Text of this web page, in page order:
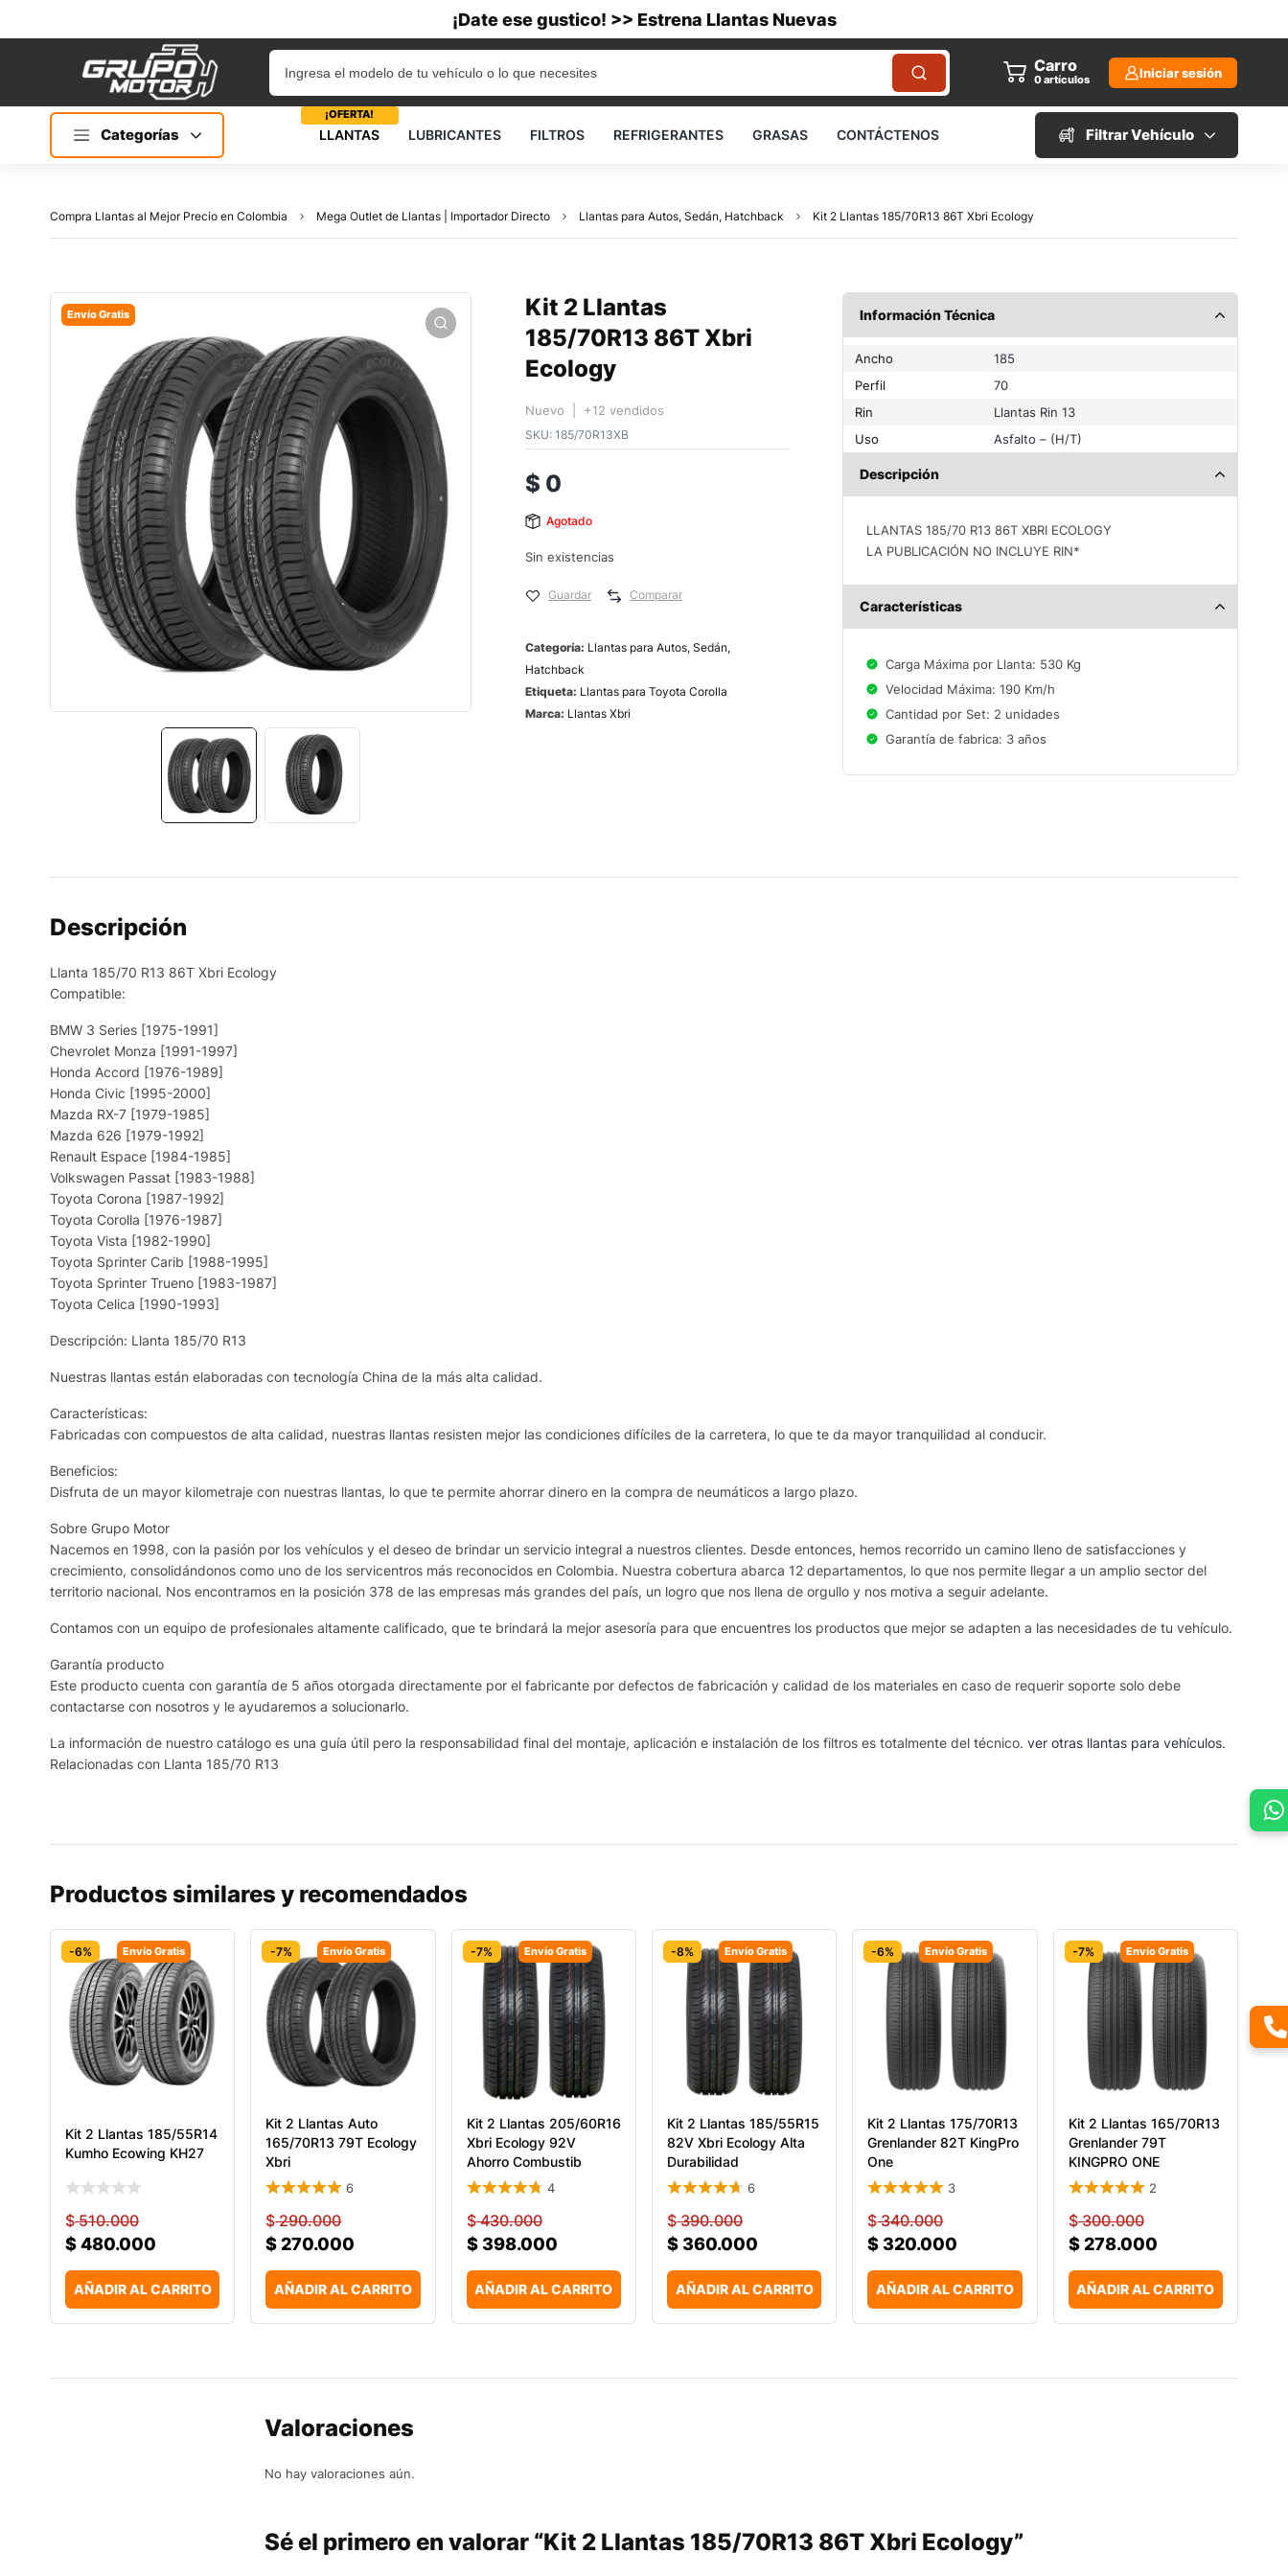
¡Date ese gustico! >> Estrena Llantas Nuevas
Carro
0artículos Iniciar sesión
Categorías LLANTAS
¡OFERTA!
LUBRICANTES FILTROS REFRIGERANTES GRASAS CONTÁCTENOS Filtrar Vehículo
Compra Llantas al Mejor Precio en Colombia Mega Outlet de Llantas | Importador Directo Llantas para Autos, Sedán, Hatchback Kit 2 Llantas 185/70R13 86T Xbri Ecology
Envío Gratis
Kit 2 Llantas
185/70R13 86T Xbri
Ecology
Nuevo | +12 vendidos
SKU: 185/70R13XB
$ 0
Agotado
Sin existencias
Guardar Comparar
Categoría: Llantas para Autos, Sedán,
Hatchback
Etiqueta: Llantas para Toyota Corolla
Marca: Llantas Xbri
Información Técnica
Ancho
185
Perfil
70
Rin
Llantas Rin 13
Uso
Asfalto – (H/T)
Descripción
LLANTAS 185/70 R13 86T XBRI ECOLOGY
LA PUBLICACIÓN NO INCLUYE RIN*
Características
Carga Máxima por Llanta: 530 Kg
Velocidad Máxima: 190 Km/h
Cantidad por Set: 2 unidades
Garantía de fabrica: 3 años
Descripción
Llanta 185/70 R13 86T Xbri Ecology
Compatible:
BMW 3 Series [1975-1991]
Chevrolet Monza [1991-1997]
Honda Accord [1976-1989]
Honda Civic [1995-2000]
Mazda RX-7 [1979-1985]
Mazda 626 [1979-1992]
Renault Espace [1984-1985]
Volkswagen Passat [1983-1988]
Toyota Corona [1987-1992]
Toyota Corolla [1976-1987]
Toyota Vista [1982-1990]
Toyota Sprinter Carib [1988-1995]
Toyota Sprinter Trueno [1983-1987]
Toyota Celica [1990-1993]
Descripción: Llanta 185/70 R13
Nuestras llantas están elaboradas con tecnología China de la más alta calidad.
Características:
Fabricadas con compuestos de alta calidad, nuestras llantas resisten mejor las condiciones difíciles de la carretera, lo que te da mayor tranquilidad al conducir.
Beneficios:
Disfruta de un mayor kilometraje con nuestras llantas, lo que te permite ahorrar dinero en la compra de neumáticos a largo plazo.
Sobre Grupo Motor
Nacemos en 1998, con la pasión por los vehículos y el deseo de brindar un servicio integral a nuestros clientes. Desde entonces, hemos recorrido un camino lleno de satisfacciones y
crecimiento, consolidándonos como uno de los servicentros más reconocidos en Colombia. Nuestra cobertura abarca 12 departamentos, lo que nos permite llegar a un amplio sector del
territorio nacional. Nos encontramos en la posición 378 de las empresas más grandes del país, un logro que nos llena de orgullo y nos motiva a seguir adelante.
Contamos con un equipo de profesionales altamente calificado, que te brindará la mejor asesoría para que encuentres los productos que mejor se adapten a las necesidades de tu vehículo.
Garantía producto
Este producto cuenta con garantía de 5 años otorgada directamente por el fabricante por defectos de fabricación y calidad de los materiales en caso de requerir soporte solo debe
contactarse con nosotros y le ayudaremos a solucionarlo.
La información de nuestro catálogo es una guía útil pero la responsabilidad final del montaje, aplicación e instalación de los filtros es totalmente del técnico. ver otras llantas para vehículos.
Relacionadas con Llanta 185/70 R13
Productos similares y recomendados
-6% Envío Gratis
Kit 2 Llantas 185/55R14
Kumho Ecowing KH27
$510.000
$480.000
AÑADIR AL CARRITO
-7% Envío Gratis
Kit 2 Llantas Auto
165/70R13 79T Ecology
Xbri
6
$290.000
$270.000
AÑADIR AL CARRITO
-7% Envío Gratis
Kit 2 Llantas 205/60R16
Xbri Ecology 92V
Ahorro Combustib
4
$430.000
$398.000
AÑADIR AL CARRITO
-8% Envío Gratis
Kit 2 Llantas 185/55R15
82V Xbri Ecology Alta
Durabilidad
6
$390.000
$360.000
AÑADIR AL CARRITO
-6% Envío Gratis
Kit 2 Llantas 175/70R13
Grenlander 82T KingPro
One
3
$340.000
$320.000
AÑADIR AL CARRITO
-7% Envío Gratis
Kit 2 Llantas 165/70R13
Grenlander 79T
KINGPRO ONE
2
$300.000
$278.000
AÑADIR AL CARRITO
Valoraciones
No hay valoraciones aún.
Sé el primero en valorar “Kit 2 Llantas 185/70R13 86T Xbri Ecology”